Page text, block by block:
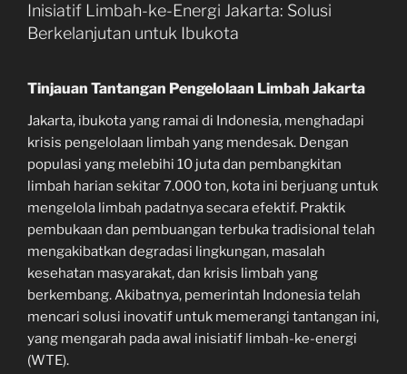
Inisiatif Limbah-ke-Energi Jakarta: Solusi
Berkelanjutan untuk Ibukota
Tinjauan Tantangan Pengelolaan Limbah Jakarta
Jakarta, ibukota yang ramai di Indonesia, menghadapi
krisis pengelolaan limbah yang mendesak. Dengan
populasi yang melebihi 10 juta dan pembangkitan
limbah harian sekitar 7.000 ton, kota ini berjuang untuk
mengelola limbah padatnya secara efektif. Praktik
pembukaan dan pembuangan terbuka tradisional telah
mengakibatkan degradasi lingkungan, masalah
kesehatan masyarakat, dan krisis limbah yang
berkembang. Akibatnya, pemerintah Indonesia telah
mencari solusi inovatif untuk memerangi tantangan ini,
yang mengarah pada awal inisiatif limbah-ke-energi
(WTE).